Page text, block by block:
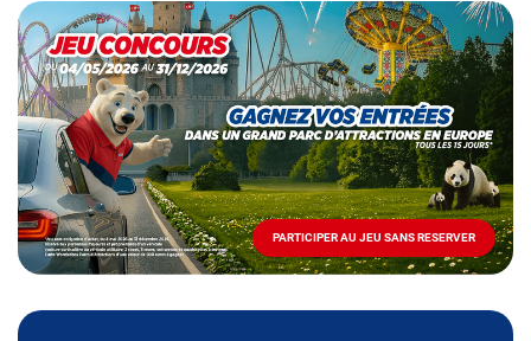
Opération
spéciale
Mai
-
Décembre
2026
Locations
PARTICIPER AU JEU SANS RESERVER
PARTICIPER
AU
JEU
RESERVER